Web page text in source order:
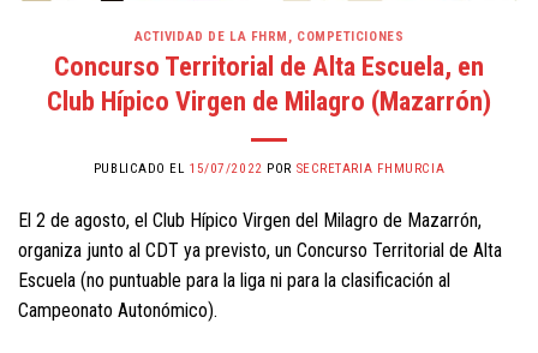
ACTIVIDAD DE LA FHRM , COMPETICIONES
Concurso Territorial de Alta Escuela, en
Club Hípico Virgen de Milagro (Mazarrón)
PUBLICADO EL 15/07/2022 POR SECRETARIA FHMURCIA
El 2 de agosto, el Club Hípico Virgen del Milagro de Mazarrón,
organiza junto al CDT ya previsto, un Concurso Territorial de Alta
Escuela (no puntuable para la liga ni para la clasificación al
Campeonato Autonómico).